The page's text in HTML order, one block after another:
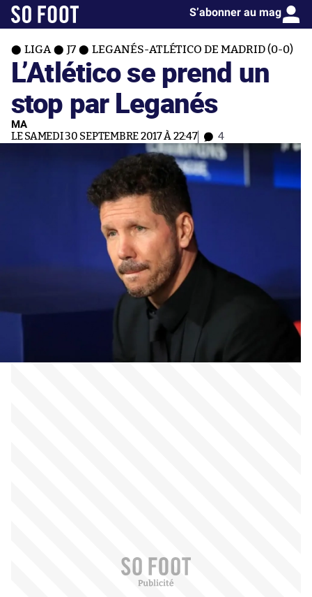
S’abonner au mag
LIGA J7 LEGANÉS-ATLÉTICO DE MADRID (0-0)
L’Atlético se prend un
stop par Leganés
MA
LE SAMEDI 30 SEPTEMBRE 2017 À 22:47 4